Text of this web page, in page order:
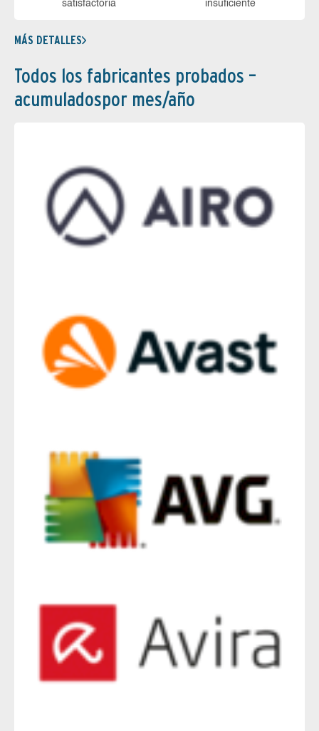
sa­tis­fac­to­ria in­su­fi­cien­te
MÁS DETALLES
Todos los fabricantes probados –
acumuladospor mes/año